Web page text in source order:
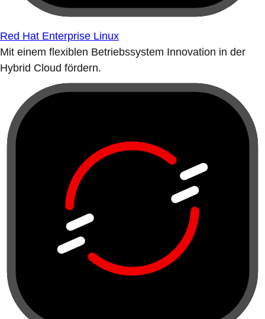
Red Hat Enterprise Linux
Mit einem flexiblen Betriebssystem Innovation in der
Hybrid Cloud fördern.